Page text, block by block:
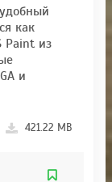
как
Paint из
и
421.22 MB